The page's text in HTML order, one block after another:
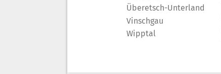
Überetsch-Unterland
Vinschgau
Wipptal